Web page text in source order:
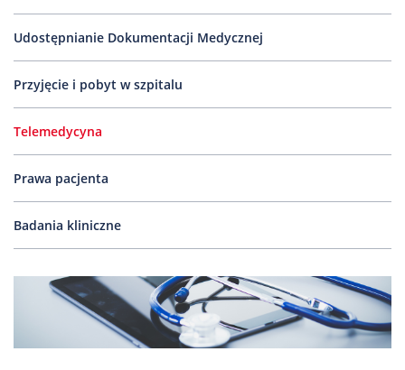
801
502
302
Prawa pacjenta
Telemedycyna
Przyjęcie i pobyt w szpitalu
Badania kliniczne
Udostępnianie Dokumentacji Medycznej